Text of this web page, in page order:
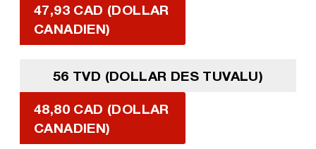
47,93 CAD (DOLLAR
CANADIEN)
56 TVD (DOLLAR DES TUVALU)
48,80 CAD (DOLLAR
CANADIEN)